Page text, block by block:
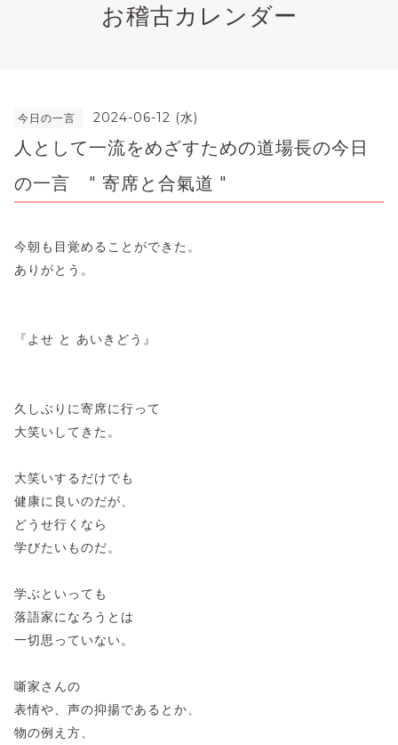
お稽古カレンダー
今日の一言 2024-06-12 (水)
人として一流をめざすための道場長の今日
の一言 " 寄席と合氣道 "
今朝も目覚めることができた。
ありがとう。
『よせ と あいきどう』
久しぶりに寄席に行って
大笑いしてきた。
大笑いするだけでも
健康に良いのだが、
どうせ行くなら
学びたいものだ。
学ぶといっても
落語家になろうとは
一切思っていない。
噺家さんの
表情や、声の抑揚であるとか、
物の例え方、